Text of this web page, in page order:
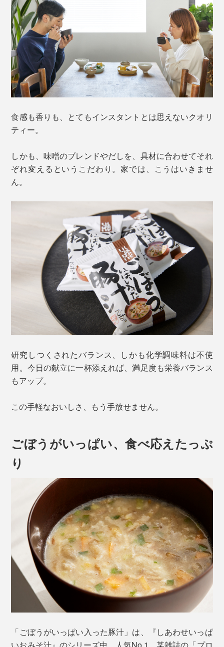
食感も香りも、とてもインスタントとは思えないクオリ
ティー。
しかも、味噌のブレンドやだしを、具材に合わせてそれ
ぞれ変えるというこだわり。家では、こうはいきませ
ん。
研究しつくされたバランス、しかも化学調味料は不使
用。今日の献立に一杯添えれば、満足度も栄養バランス
もアップ。
この手軽なおいしさ、もう手放せません。
ごぼうがいっぱい、食べ応えたっぷ
り
「ごぼうがいっぱい入った豚汁」は、『しあわせいっぱ
いおみそ汁』のシリーズ中、人気No.1。某雑誌の「プロ